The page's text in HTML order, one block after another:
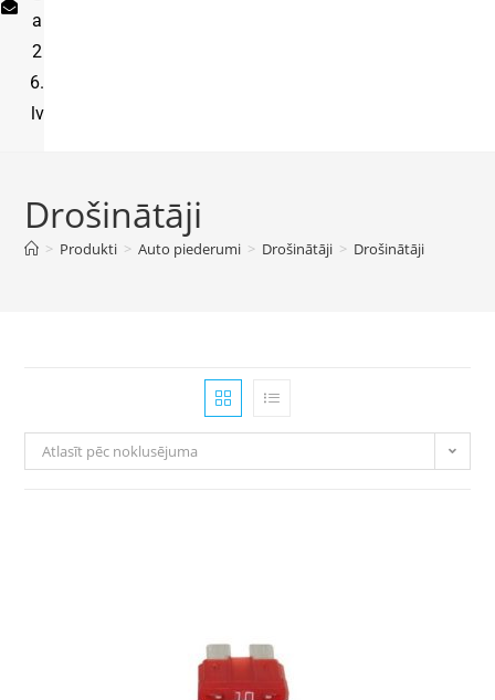
a
2
6.
lv
Drošinātāji
> Produkti > Auto piederumi > Drošinātāji > Drošinātāji
Atlasīt pēc noklusējuma